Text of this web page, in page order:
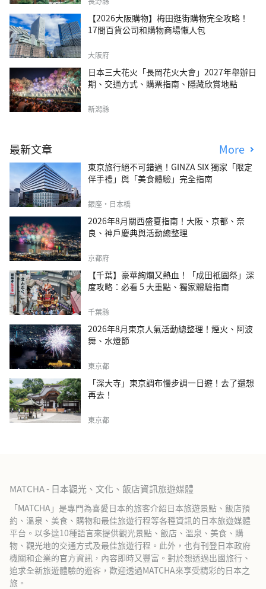
【2026大阪購物】梅田逛街購物完全攻略！
17間百貨公司和購物商場懶人包
大阪府
日本三大花火「長岡花火大會」2027年舉辦日
期、交通方式、購票指南、隱藏欣賞地點
新潟縣
最新文章 More
東京旅行絕不可錯過！GINZA SIX 獨家「限定
伴手禮」與「美食體驗」完全指南
銀座・日本橋
2026年8月關西盛夏指南！大阪、京都、奈
良、神戶慶典與活動總整理
京都府
【千葉】豪華絢爛又熱血！「成田祇園祭」深
度攻略：必看 5 大重點、獨家體驗指南
千葉縣
2026年8月東京人氣活動總整理！煙火、阿波
舞、水燈節
東京都
「深大寺」東京調布慢步調一日遊！去了還想
再去！
東京都
MATCHA - 日本觀光、文化、飯店資訊旅遊媒體
「MATCHA」是專門為喜愛日本的旅客介紹日本旅遊景點、飯店預
約、溫泉、美食、購物和最佳旅遊行程等各種資訊的日本旅遊媒體
平台。以多達10種語言來提供觀光景點、飯店、溫泉、美食、購
物、觀光地的交通方式及最佳旅遊行程。此外，也有刊登日本政府
機關和企業的官方資訊，內容即時又豐富。對於想透過出國旅行、
追求全新旅遊體驗的遊客，歡迎透過MATCHA來享受精彩的日本之
旅。